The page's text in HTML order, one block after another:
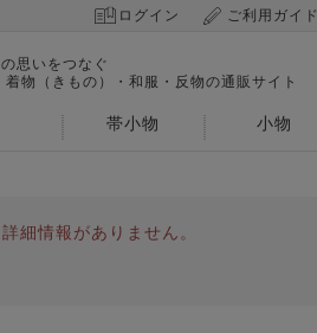
ログイン ご利用ガイド
思いをつなぐ
着物（きもの）・和服・反物の通販サイト
帯小物 小物
細情報がありません。